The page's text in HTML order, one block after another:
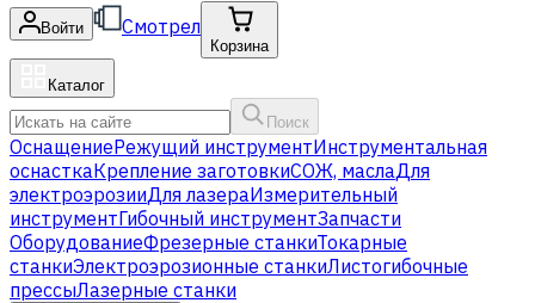
Войти Смотрел
Корзина
Каталог
Поиск
ОснащениеРежущий инструментИнструментальная
оснасткаКрепление заготовкиСОЖ, маслаДля
электроэрозииДля лазераИзмерительный
инструментГибочный инструментЗапчасти
ОборудованиеФрезерные станкиТокарные
станкиЭлектроэрозионные станкиЛистогибочные
прессыЛазерные станки